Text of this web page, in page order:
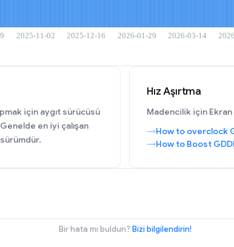
için aygıt sürücüsü
en iyi çalışan
Hız Aşırtma
Madencilik için Ekran
How to overclock
How to Boost
Bir hata mı buldun? Bizi bilgilendirin!